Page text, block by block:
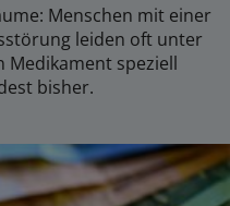
Menschen mit einer
leiden oft unter
Medikament speziell
bisher.